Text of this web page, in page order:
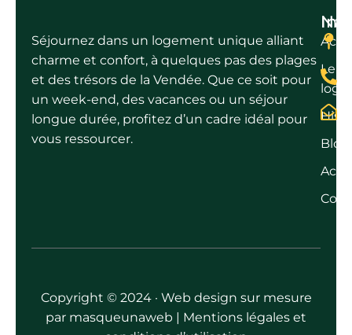
Séjournez dans un logement unique alliant
charme et confort, à quelques pas des plages
et des trésors de la Vendée. Que ce soit pour
un week-end, des vacances ou un séjour
longue durée, profitez d’un cadre idéal pour
vous ressourcer.
Le
Blog
Copyright © 2024 · Web design sur mesure
par masqueunaweb | Mentions légales et